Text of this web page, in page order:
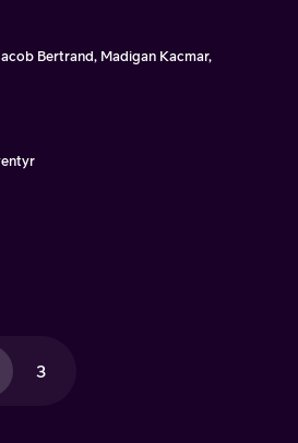
Bertrand, Madigan Kacmar,
3